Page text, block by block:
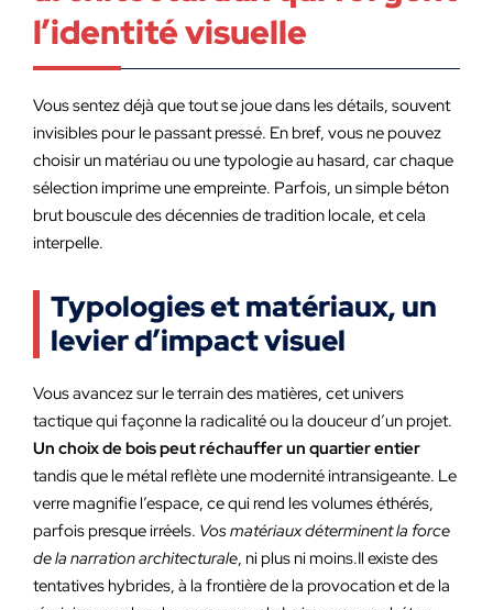
l’identité visuelle
Vous sentez déjà que tout se joue dans les détails, souvent
invisibles pour le passant pressé. En bref, vous ne pouvez
choisir un matériau ou une typologie au hasard, car chaque
sélection imprime une empreinte. Parfois, un simple béton
brut bouscule des décennies de tradition locale, et cela
interpelle.
Typologies et matériaux, un
levier d’impact visuel
Vous avancez sur le terrain des matières, cet univers
tactique qui façonne la radicalité ou la douceur d’un projet.
Un choix de bois peut réchauffer un quartier entier
tandis que le métal reflète une modernité intransigeante. Le
verre magnifie l’espace, ce qui rend les volumes éthérés,
parfois presque irréels. Vos matériaux déterminent la force
de la narration architecturale, ni plus ni moins.Il existe des
tentatives hybrides, à la frontière de la provocation et de la